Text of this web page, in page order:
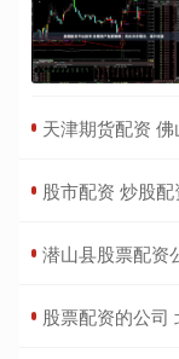
天津期货配资 佛山股
股市配资 炒股
潜山县股票配资
股票配资的公司 北